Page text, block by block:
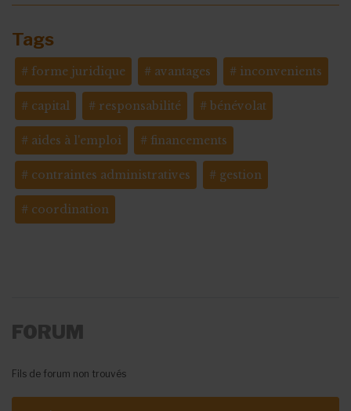
Tags
forme juridique avantages inconvenients
capital responsabilité bénévolat
aides à l'emploi financements
contraintes administratives gestion
coordination
FORUM
Fils de forum non trouvés